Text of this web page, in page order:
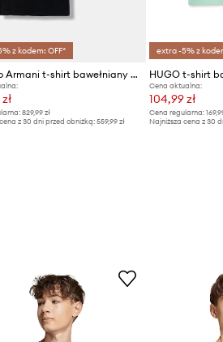
z kodem: OFF*
Emporio Armani t-shirt bawełniany dziecięcy 3-pack
829,99 zł
z 30 dni przed obniżką:559,99 zł
extra -5% z
HUGO t-shirt
Cena aktualna:
104,99 zł
Cena regularna:
Najniższa cena z 30